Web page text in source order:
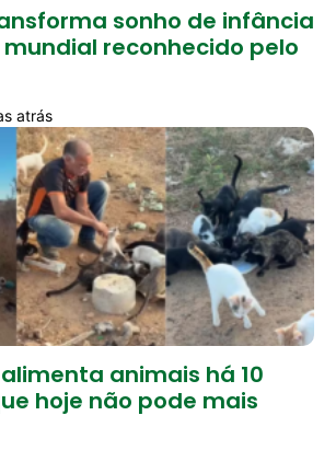
sonho de infância
reconhecido pelo
atrás
animais há 10
hoje não pode mais